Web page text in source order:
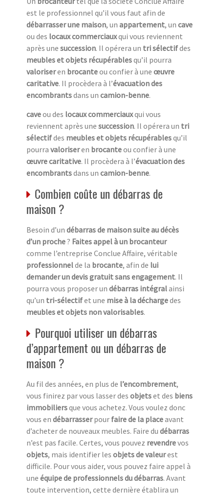
est le professionnel qu’il vous faut afin de
débarrasser une maison, un appartement, un cave
ou des locaux commerciauxqui vous reviennent
après une succession. Il opérera un tri sélectifdes
meubles et objets récupérablesqu’il pourra
valoriseren brocanteou confier à une œuvre
caritative. Il procèdera à l’évacuation des
encombrantsdans un camion-benne.
caveou des locaux commerciauxqui vous
reviennent après une succession. Il opérera un tri
sélectifdes meubles et objets récupérablesqu’il
pourra valoriseren brocanteou confier à une
œuvre caritative. Il procèdera à l’évacuation des
encombrantsdans un camion-benne.
Combien coûte un débarras de
maison ?
Besoin d’un débarras de maison suite au décès
d’un proche? Faites appel à un brocanteur
comme l’entreprise Conclue Affaire, véritable
professionnelde la brocante, afin de lui
demander un devis gratuit sans engagement. Il
pourra vous proposer un débarras intégralainsi
qu’un tri-sélectifet une mise à la déchargedes
meubles et objets non valorisables.
Pourquoi utiliser un débarras
d’appartement ou un débarras de
maison ?
Au fil des années, en plus de l’encombrement,
vous finirez par vous lasser des objetset des biens
immobiliersque vous achetez. Vous voulez donc
vous en débarrasserpour faire de la placeavant
d’acheter de nouveaux meubles. Faire du débarras
n’est pas facile. Certes, vous pouvez revendrevos
objets, mais identifier les objets de valeurest
difficile. Pour vous aider, vous pouvez faire appel à
une équipe de professionnels du débarras. Avant
toute intervention, cette dernière établira un